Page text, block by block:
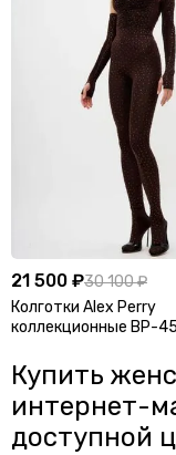
21 500 ₽30 100 ₽
Колготки Alex Perry
коллекционные BP-
Купить
интернет-
доступной